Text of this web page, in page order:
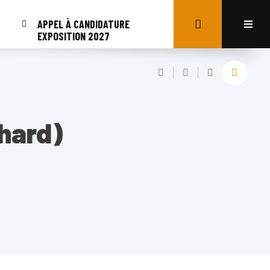
APPEL À CANDIDATURE
EXPOSITION 2027